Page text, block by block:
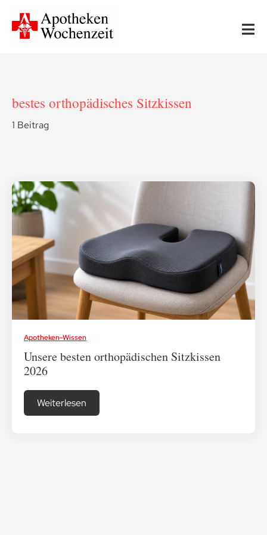
content
Neues
Ernährung & Bewegung
Gesundheit & Medizin
Leserfragen
Medikamenten-Tipps
Ratgeber & Lebenshilfe
bestes orthopädisches Sitzkissen
1 Beitrag
Apotheken-Wissen
Unsere besten orthopädischen Sitzkissen
2026
Weiterlesen